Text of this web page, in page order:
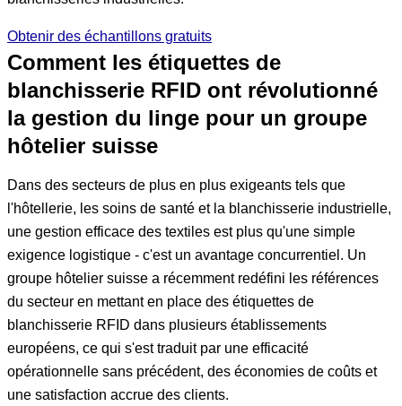
Obtenir des échantillons gratuits
Comment les étiquettes de
blanchisserie RFID ont révolutionné
la gestion du linge pour un groupe
hôtelier suisse
Dans des secteurs de plus en plus exigeants tels que
l'hôtellerie, les soins de santé et la blanchisserie industrielle,
une gestion efficace des textiles est plus qu'une simple
exigence logistique - c'est un avantage concurrentiel. Un
groupe hôtelier suisse a récemment redéfini les références
du secteur en mettant en place des étiquettes de
blanchisserie RFID dans plusieurs établissements
européens, ce qui s'est traduit par une efficacité
opérationnelle sans précédent, des économies de coûts et
une satisfaction accrue des clients.